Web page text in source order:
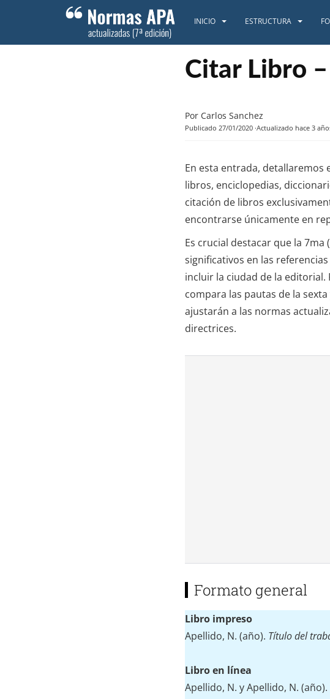
p
INICIO ESTRUCTURA
Citar Libro
Por Carlos Sanchez
Publicado 27/01/2020 Actualizado hace 3
En esta entrada,
libros, enciclopedias,
citación de libros
encontrarse únicamente en
Es crucial destacar que la
significativos en las
incluir la ciudad de la
compara las pautas de la
ajustarán a las normas
directrices.
Formato general
Libro impreso
Apellido, N. (año). Título del
Libro en línea
Apellido, N. y Apellido, N. (año).